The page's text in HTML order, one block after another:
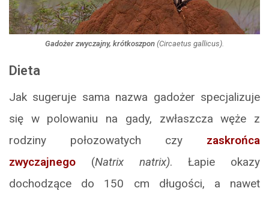
Gadożer zwyczajny, krótkoszpon (Circaetus gallicus).
Dieta
Jak sugeruje sama nazwa gadożer specjalizuje
się w polowaniu na gady, zwłaszcza węże z
rodziny połozowatych czy zaskrońca
zwyczajnego (Natrix natrix). Łapie okazy
dochodzące do 150 cm długości, a nawet